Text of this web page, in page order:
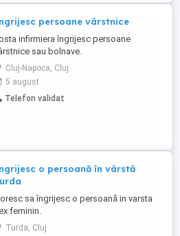
persoane vârstnice
infirmiera îngrijesc persoane
sau bolnave.
Cluj-Napoca, Cluj
5 august
Telefon validat
o persoană în vârstă
sa îngrijesc o persoană in varsta
feminin.
Turda, Cluj